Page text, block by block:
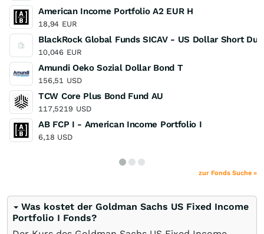
American Income Portfolio A2 EUR H
18,94 EUR
BlackRock Global Funds SICAV - US Dollar Short
10,046 EUR
Amundi Oeko Sozial Dollar Bond T
156,51 USD
TCW Core Plus Bond Fund AU
117,5219 USD
AB FCP I - American Income Portfolio I
6,18 USD
zur Fonds Suche »
Was kostet der Goldman Sachs US Fixed Income
Portfolio I Fonds?